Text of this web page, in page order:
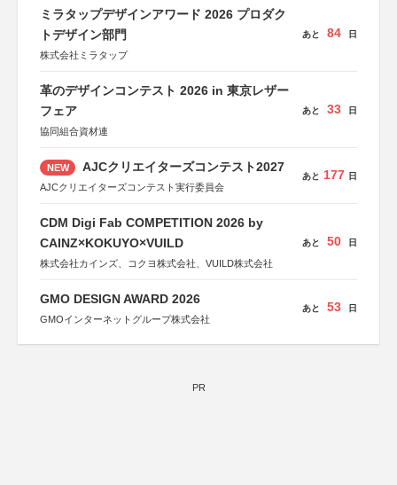
ミラタップデザインアワード 2026 プロダク
トデザイン部門
株式会社ミラタップ
あと 84 日
革のデザインコンテスト 2026 in 東京レザー
フェア
協同組合資材連
あと 33 日
NEW AJCクリエイターズコンテスト2027
AJCクリエイターズコンテスト実行委員会
あと 177 日
CDM Digi Fab COMPETITION 2026 by
CAINZ×KOKUYO×VUILD
株式会社カインズ、コクヨ株式会社、VUILD株式会社
あと 50 日
GMO DESIGN AWARD 2026
GMOインターネットグループ株式会社
あと 53 日
PR